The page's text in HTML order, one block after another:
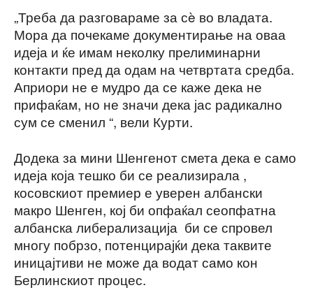
„Треба да разговараме за сè во владата.
Мора да почекаме документирање на оваа
идеја и ќе имам неколку прелиминарни
контакти пред да одам на четвртата средба.
Априори не е мудро да се каже дека не
прифаќам, но не значи дека јас радикално
сум се сменил “, вели Курти.
Додека за мини Шенгенот смета дека е само
идеја која тешко би се реализирала ,
косовскиот премиер е уверен албански
макро Шенген, кој би опфаќал сеопфатна
албанска либерализација би се спровел
многу побрзо, потенцирајќи дека таквите
иницајтиви не може да водат само кон
Берлинскиот процес.